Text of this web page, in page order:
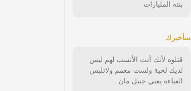
بنته المليارات
سأخبرك
قتلوه لأنك أنت الأنسب لهم ليس
لديك لحية ولست معمم ولاتلبس
العباءة يعني جنتل مان .